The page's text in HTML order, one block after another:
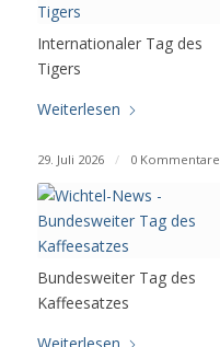
Internationaler Tag des
Tigers
Weiterlesen
29. Juli 2026 / 0 Kommentare
Bundesweiter Tag des
Kaffeesatzes